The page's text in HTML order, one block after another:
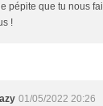
pépite que tu nous
!
01/05/2022 20:26